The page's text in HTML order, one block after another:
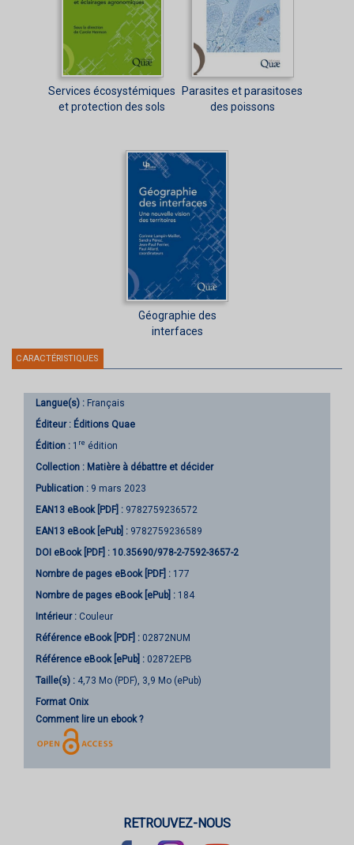
Services écosystémiques
et protection des sols
Parasites et parasitoses
des poissons
Géographie des
interfaces
CARACTÉRISTIQUES
Langue(s) : Français
Éditeur : Éditions Quae
Édition : 1 re édition
Collection : Matière à débattre et décider
Publication : 9 mars 2023
EAN13 eBook [PDF] : 9782759236572
EAN13 eBook [ePub] : 9782759236589
DOI eBook [PDF] : 10.35690/978-2-7592-3657-2
Nombre de pages eBook [PDF] : 177
Nombre de pages eBook [ePub] : 184
Intérieur : Couleur
Référence eBook [PDF] : 02872NUM
Référence eBook [ePub] : 02872EPB
Taille(s) : 4,73 Mo (PDF), 3,9 Mo (ePub)
Format Onix
Comment lire un ebook ?
RETROUVEZ-NOUS